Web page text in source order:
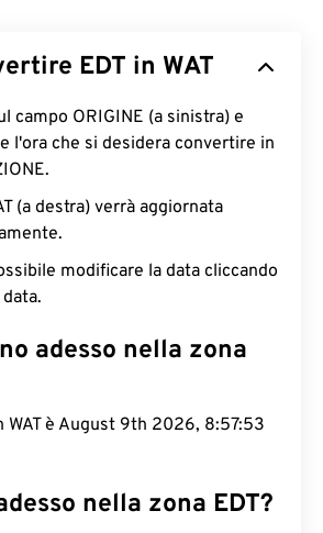
EDT in WAT
campo ORIGINE (a sinistra) e
l'ora che si desidera convertire in
(a destra) verrà aggiornata
modificare la data cliccando
adesso nella zona
WAT è August 9th 2026, 8:57:54
nella zona EDT?